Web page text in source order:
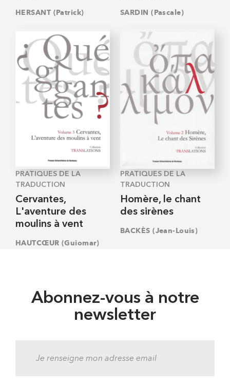
HERSANT (Patrick) SARDIN (Pascale)
PRATIQUES DE LA
TRADUCTION
Cervantes,
L'aventure des
moulins à vent
HAUTCŒUR (Guiomar)
PRATIQUES DE LA
TRADUCTION
Homère, le chant
des sirènes
BACKÈS (Jean-Louis)
Abonnez-vous à notre
newsletter